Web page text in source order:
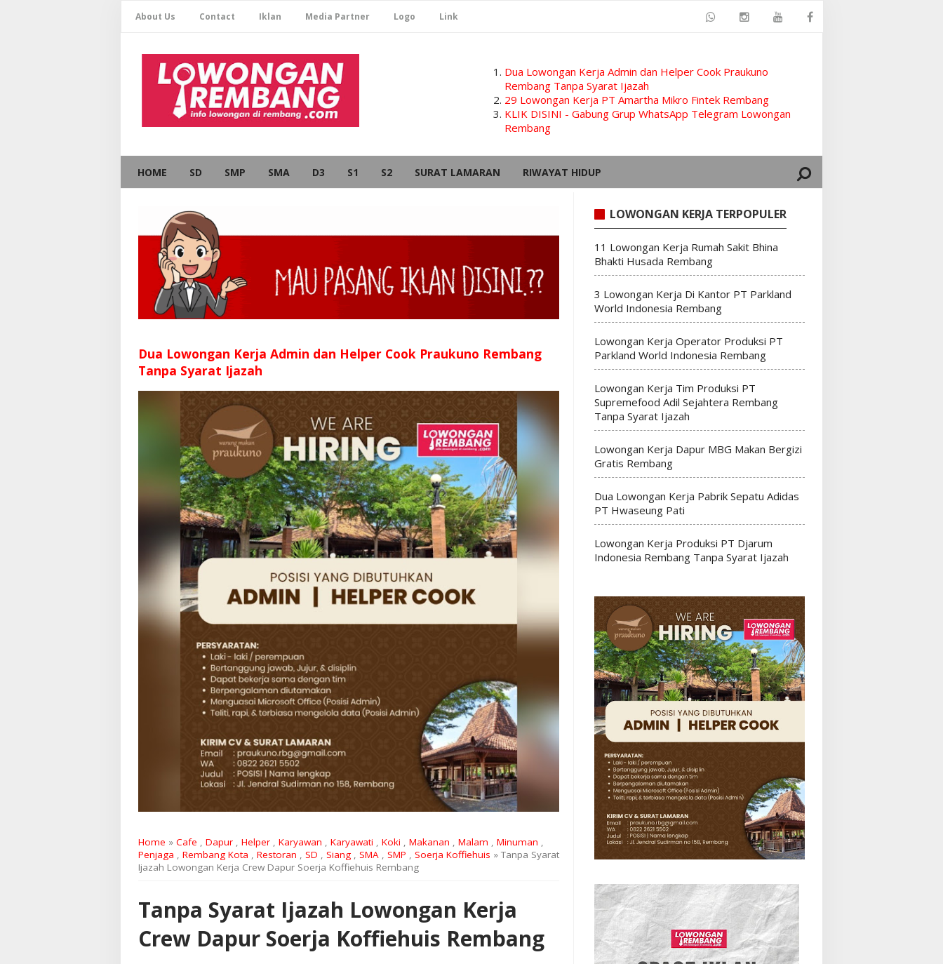
About Us Contact Iklan Media Partner Logo Link
Dua Lowongan Kerja Admin dan Helper Cook Praukuno
Rembang Tanpa Syarat Ijazah
29 Lowongan Kerja PT Amartha Mikro Fintek Rembang
KLIK DISINI - Gabung Grup WhatsApp Telegram Lowongan
Rembang
HOME SD SMP SMA D3 S1 S2 SURAT LAMARAN RIWAYAT HIDUP
Dua Lowongan Kerja Admin dan Helper Cook Praukuno Rembang
Tanpa Syarat Ijazah
Home » Cafe , Dapur , Helper , Karyawan , Karyawati , Koki , Makanan , Malam , Minuman ,
Penjaga , Rembang Kota , Restoran , SD , Siang , SMA , SMP , Soerja Koffiehuis » Tanpa Syarat
Ijazah Lowongan Kerja Crew Dapur Soerja Koffiehuis Rembang
Tanpa Syarat Ijazah Lowongan Kerja
Crew Dapur Soerja Koffiehuis Rembang
LOWONGAN KERJA TERPOPULER
11 Lowongan Kerja Rumah Sakit Bhina
Bhakti Husada Rembang
3 Lowongan Kerja Di Kantor PT Parkland
World Indonesia Rembang
Lowongan Kerja Operator Produksi PT
Parkland World Indonesia Rembang
Lowongan Kerja Tim Produksi PT
Supremefood Adil Sejahtera Rembang
Tanpa Syarat Ijazah
Lowongan Kerja Dapur MBG Makan Bergizi
Gratis Rembang
Dua Lowongan Kerja Pabrik Sepatu Adidas
PT Hwaseung Pati
Lowongan Kerja Produksi PT Djarum
Indonesia Rembang Tanpa Syarat Ijazah